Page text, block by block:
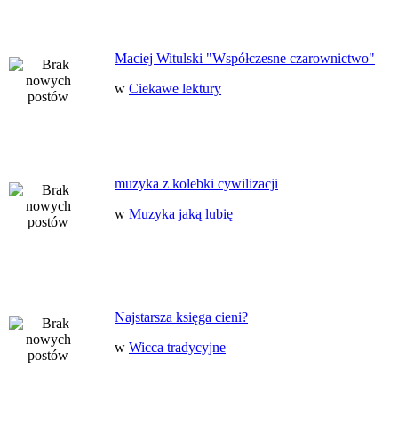
Maciej Witulski "Współczesne czarownictwo"
w Ciekawe lektury
muzyka z kolebki cywilizacji
w Muzyka jaką lubię
Najstarsza księga cieni?
w Wicca tradycyjne